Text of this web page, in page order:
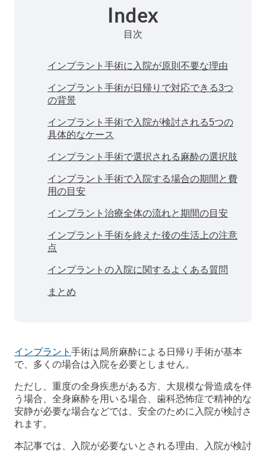
Index
目次
インプラント手術に入院が原則不要な理由
インプラント手術が日帰りで対応できる3つ
の背景
インプラント手術で入院が検討される5つの
具体的なケース
インプラント手術で選択される麻酔の選択肢
インプラント手術で入院する場合の期間と費
用の目安
インプラント治療全体の流れと期間の目安
インプラント手術を終えた後の生活上の注意
点
インプラントの入院に関するよくある質問
まとめ
インプラント 手術は局所麻酔による日帰り手術が基本
で、多くの場合は入院を必要としません。
ただし、重度の全身疾患がある方、大規模な骨造成を伴
う場合、全身麻酔を用いる場合、歯科恐怖症で精神的な
安静が必要な場合などでは、安全のために入院が検討さ
れます。
本記事では、入院が必要ないとされる理由、入院が検討